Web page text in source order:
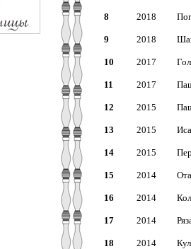
8 2018
9 2018
10 2017
11 2017
12 2015
13 2015
14 2015
15 2014
16 2014
17 2014
18 2014